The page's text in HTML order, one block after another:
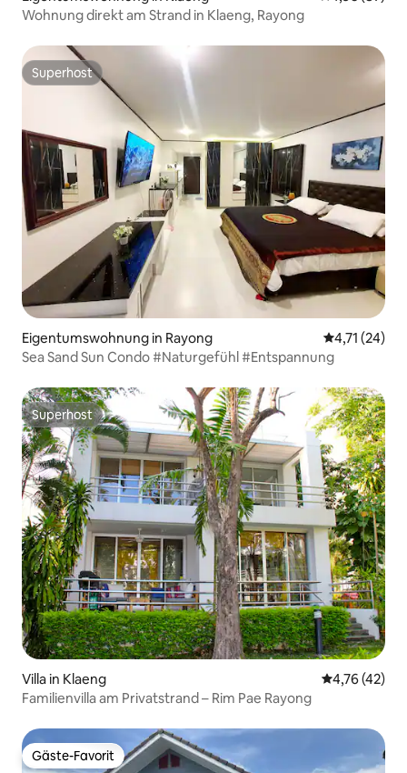
Wohnung direkt am Strand in Klaeng, Rayong
Superhost
Superhost
Eigentumswohnung in Rayong
4,71 (24)
Sea Sand Sun Condo #Naturgefühl #Entspannung
Superhost
Superhost
Villa in Klaeng
4,76 (42)
Familienvilla am Privatstrand – Rim Pae Rayong
Gäste-Favorit
Gäste-Favorit